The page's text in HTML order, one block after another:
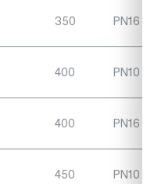
350 PN16
400 PN10
400 PN16
450 PN10